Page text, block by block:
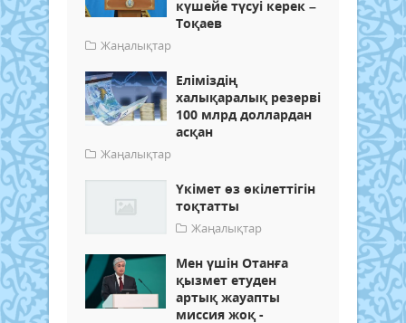
күшейе түсуі керек –
Тоқаев
Жаңалықтар
Еліміздің
халықаралық резерві
100 млрд доллардан
асқан
Жаңалықтар
Үкімет өз өкілеттігін
тоқтатты
Жаңалықтар
Мен үшін Отанға
қызмет етуден
артық жауапты
миссия жоқ -